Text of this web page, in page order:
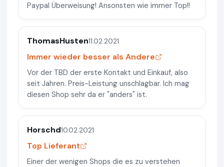
Paypal Überweisung! Ansonsten wie immer Top!!
ThomasHusten11.02.2021
Immer wieder besser als Andere
Vor der TBD der erste Kontakt und Einkauf, also
seit Jahren. Preis-Leistung unschlagbar. Ich mag
diesen Shop sehr da er "anders" ist.
Horschd10.02.2021
Top Lieferant
Einer der wenigen Shops die es zu verstehen